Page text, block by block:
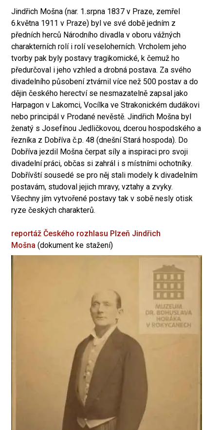
Jindřich Mošna (nar. 1.srpna 1837 v Praze, zemřel
6.května 1911 v Praze) byl ve své době jedním z
předních herců Národního divadla v oboru vážných
charakterních rolí i rolí veseloherních. Vrcholem jeho
tvorby pak byly postavy tragikomické, k čemuž ho
předurčoval i jeho vzhled a drobná postava. Za svého
divadelního působení ztvárnil více než 500 postav a do
dějin českého herectví se nesmazatelně zapsal jako
Harpagon v Lakomci, Vocílka ve Strakonickém dudákovi
nebo principál v Prodané nevěstě. Jindřich Mošna byl
ženatý s Josefínou Jedličkovou, dcerou hospodského a
řezníka z Dobříva č.p. 48 (dnešní Stará hospoda). Do
Dobříva jezdil Mošna čerpat síly a inspiraci pro svoji
divadelní práci, občas si zahrál i s místními ochotníky.
Dobřívští sousedé se pro něj stali modely k divadelním
postavám, studoval jejich mravy, vztahy a zvyky.
Všechny jím vytvořené postavy tak v sobě nesly otisk
ryze českých charakterů.
reportáž Českého rozhlasu Plzeň Jindřich
Mošna (dokument ke stažení)